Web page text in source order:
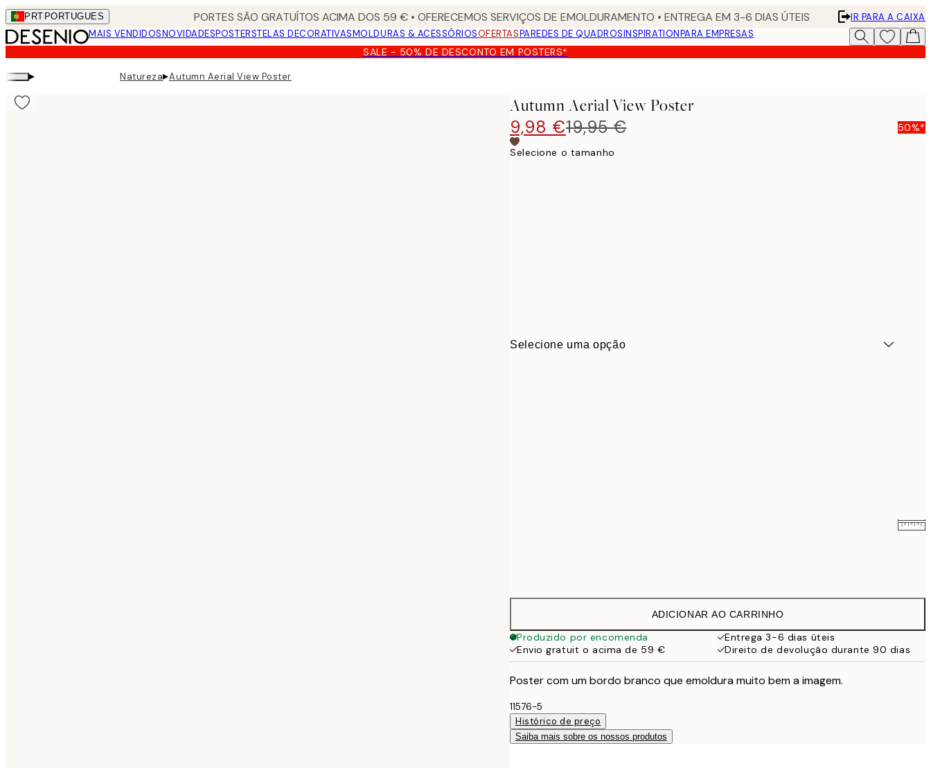
Skip
to
main
content.
PRT PORTUGUES PORTES SÃO GRATUÍTOS ACIMA DOS 59 € • OFERECEMOS SERVIÇOS DE EMOLDURAMENTO • ENTREGA EM 3-6 DIAS ÚTEIS
IR PARA A CAIXA
MAIS VENDIDOSNOVIDADESPOSTERSTELAS DECORATIVASMOLDURAS & ACESSÓRIOSOFERTASPAREDES DE QUADROSINSPIRATIONPARA EMPRESAS
SALE - 50% DE DESCONTO EM POSTERS*
▸ Natureza▸Autumn Aerial View Poster
Autumn Aerial View Poster
9,98 €19,95 € 50%*
Selecione o tamanho
Selecione uma opção
32,45 €
ADICIONAR AO CARRINHO
Produzido por encomenda
Entrega 3-6 dias úteis
Envio gratuit o acima de 59 €
Direito de devolução durante 90 dias
Poster com um bordo branco que emoldura muito bem a imagem.
11576-5
Histórico de preço
Saiba mais sobre os nossos produtos